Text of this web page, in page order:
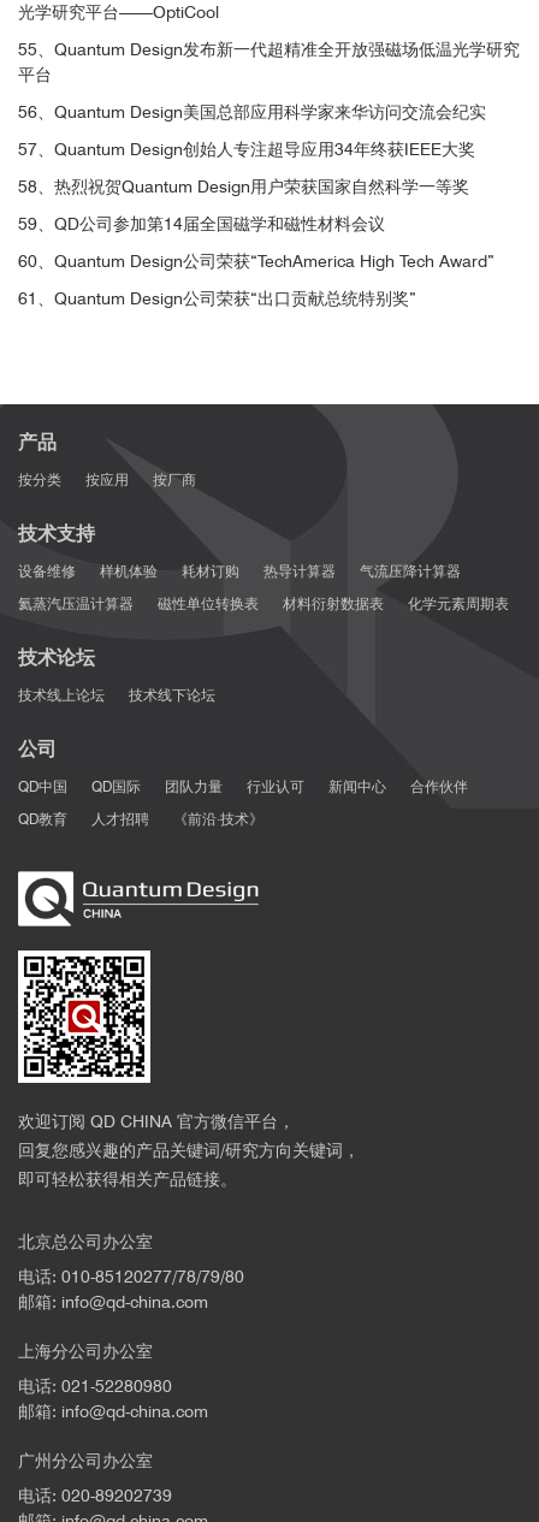
图4. (a)光激发后磁矩演化的原理示意图；(b) 时间分辨MOKE测量
观察到的相干振荡
该研究通过在变温变磁场条件下的时间分辨测量，清楚的观测
到了GdTiO3在微观时间尺度上的磁性变化，通过分析详细解释了磁
性演化的内在机制。这对于钙钛矿类量子材料的应用具有十分重大
旋极化测量方面的应用
图1. InSe在10K，6T环境下自旋进动极化随时间的变化
■ 超精准全开放强磁场低温光学研究平台在
快光学方面的应用
光学研究平台——OptiCool
55、Quantum Design发布新一代超精准全开放强磁场低温光学研究
平台
56、Quantum Design美国总部应用科学家来华访问交流会纪实
57、Quantum Design创始人专注超导应用34年终获IEEE大奖
58、热烈祝贺Quantum Design用户荣获国家自然科学一等奖
59、QD公司参加第14届全国磁学和磁性材料会议
60、Quantum Design公司荣获“TechAmerica High Tech Award”
61、Quantum Design公司荣获“出口贡献总统特别奖”
产品
按分类 按应用 按厂商
技术支持
设备维修 样机体验 耗材订购 热导计算器
气流压降计算器
氦蒸汽压温计算器
磁性单位转换表 材料衍射数据表 化学元素周期表
技术论坛
技术线上论坛 技术线下论坛
公司
QD中国 QD国际 团队力量 行业认可 新闻中心
合作伙伴
QD教育
人才招聘 《前沿·技术》
欢迎订阅 QD CHINA 官方微信平台，
回复您感兴趣的产品关键词/研究方向关键词，
即可轻松获得相关产品链接。
北京总公司办公室
电话: 010-85120277/78/79/80
邮箱: info@qd-china.com
上海分公司办公室
电话: 021-52280980
邮箱: info@qd-china.com
广州分公司办公室
电话: 020-89202739